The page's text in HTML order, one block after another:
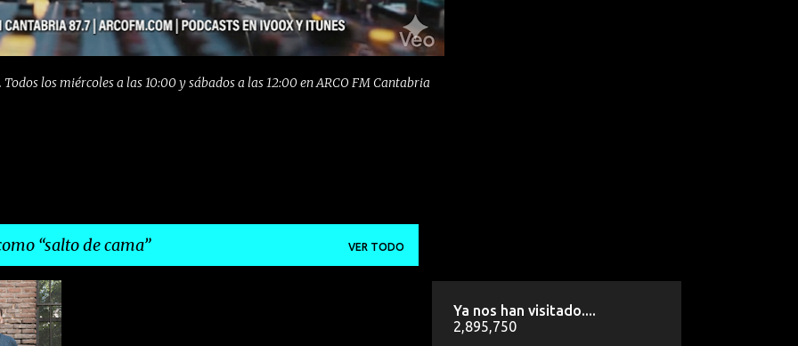
los miércoles a las 10:00 y sábados a las 12:00 en ARCO FM Cantabria
salto de cama VER TODO
POP
+
Ya nos han visitado....
2,895,750